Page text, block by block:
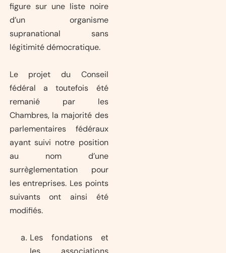
figure sur une liste noire
d’un organisme
supranational sans
légitimité démocratique.
Le projet du Conseil
fédéral a toutefois été
remanié par les
Chambres, la majorité des
parlementaires fédéraux
ayant suivi notre position
au nom d’une
surrèglementation pour
les entreprises. Les points
suivants ont ainsi été
modifiés.
Les fondations et
les associations